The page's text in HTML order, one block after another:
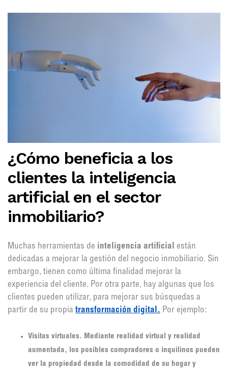
¿Cómo beneficia a los
clientes la inteligencia
artificial en el sector
inmobiliario?
Muchas herramientas de inteligencia artificial están
dedicadas a mejorar la gestión del negocio inmobiliario. Sin
embargo, tienen como última finalidad mejorar la
experiencia del cliente. Por otra parte, hay algunas que los
clientes pueden utilizar, para mejorar sus búsquedas a
partir de su propia transformación digital. Por ejemplo:
Visitas virtuales. Mediante realidad virtual y realidad
aumentada, los posibles compradores o inquilinos pueden
ver la propiedad desde la comodidad de su hogar y